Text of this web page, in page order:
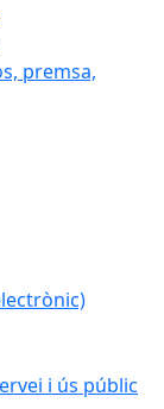
premsa,
i ús públic